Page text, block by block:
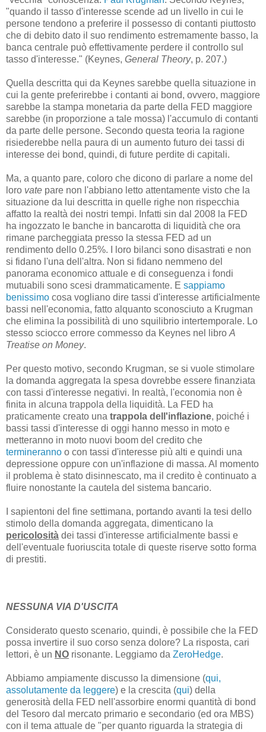
"quando il tasso d'interesse scende ad un livello in cui le
persone tendono a preferire il possesso di contanti piuttosto
che di debito dato il suo rendimento estremamente basso, la
banca centrale può effettivamente perdere il controllo sul
tasso d'interesse." (Keynes, General Theory, p. 207.)
Quella descritta qui da Keynes sarebbe quella situazione in
cui la gente preferirebbe i contanti ai bond, ovvero, maggiore
sarebbe la stampa monetaria da parte della FED maggiore
sarebbe (in proporzione a tale mossa) l'accumulo di contanti
da parte delle persone. Secondo questa teoria la ragione
risiederebbe nella paura di un aumento futuro dei tassi di
interesse dei bond, quindi, di future perdite di capitali.
Ma, a quanto pare, coloro che dicono di parlare a nome del
loro vate pare non l'abbiano letto attentamente visto che la
situazione da lui descritta in quelle righe non rispecchia
affatto la realtà dei nostri tempi. Infatti sin dal 2008 la FED
ha ingozzato le banche in bancarotta di liquidità che ora
rimane parcheggiata presso la stessa FED ad un
rendimento dello 0.25%. I loro bilanci sono disastrati e non
si fidano l'una dell'altra. Non si fidano nemmeno del
panorama economico attuale e di conseguenza i fondi
mutuabili sono scesi drammaticamente. E sappiamo
benissimo cosa vogliano dire tassi d'interesse artificialmente
bassi nell'economia, fatto alquanto sconosciuto a Krugman
che elimina la possibilità di uno squilibrio intertemporale. Lo
stesso sciocco errore commesso da Keynes nel libro A
Treatise on Money.
Per questo motivo, secondo Krugman, se si vuole stimolare
la domanda aggregata la spesa dovrebbe essere finanziata
con tassi d'interesse negativi. In realtà, l'economia non è
finita in alcuna trappola della liquidità. La FED ha
praticamente creato una trappola dell'inflazione, poiché i
bassi tassi d'interesse di oggi hanno messo in moto e
metteranno in moto nuovi boom del credito che
termineranno o con tassi d'interesse più alti e quindi una
depressione oppure con un'inflazione di massa. Al momento
il problema è stato disinnescato, ma il credito è continuato a
fluire nonostante la cautela del sistema bancario.
I sapientoni del fine settimana, portando avanti la tesi dello
stimolo della domanda aggregata, dimenticano la
pericolosità dei tassi d'interesse artificialmente bassi e
dell'eventuale fuoriuscita totale di queste riserve sotto forma
di prestiti.
NESSUNA VIA D'USCITA
Considerato questo scenario, quindi, è possibile che la FED
possa invertire il suo corso senza dolore? La risposta, cari
lettori, è un NO risonante. Leggiamo da ZeroHedge.
Abbiamo ampiamente discusso la dimensione (qui,
assolutamente da leggere) e la crescita (qui) della
generosità della FED nell'assorbire enormi quantità di bond
del Tesoro dal mercato primario e secondario (ed ora MBS)
con il tema attuale de "per quanto riguarda la strategia di